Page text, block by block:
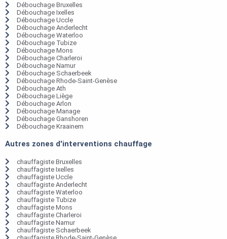
Débouchage Bruxelles
Débouchage Ixelles
Débouchage Uccle
Débouchage Anderlecht
Débouchage Waterloo
Débouchage Tubize
Débouchage Mons
Débouchage Charleroi
Débouchage Namur
Débouchage Schaerbeek
Débouchage Rhode-Saint-Genèse
Débouchage Ath
Débouchage Liège
Débouchage Arlon
Débouchage Manage
Débouchage Ganshoren
Débouchage Kraainem
Autres zones d'interventions chauffage
chauffagiste Bruxelles
chauffagiste Ixelles
chauffagiste Uccle
chauffagiste Anderlecht
chauffagiste Waterloo
chauffagiste Tubize
chauffagiste Mons
chauffagiste Charleroi
chauffagiste Namur
chauffagiste Schaerbeek